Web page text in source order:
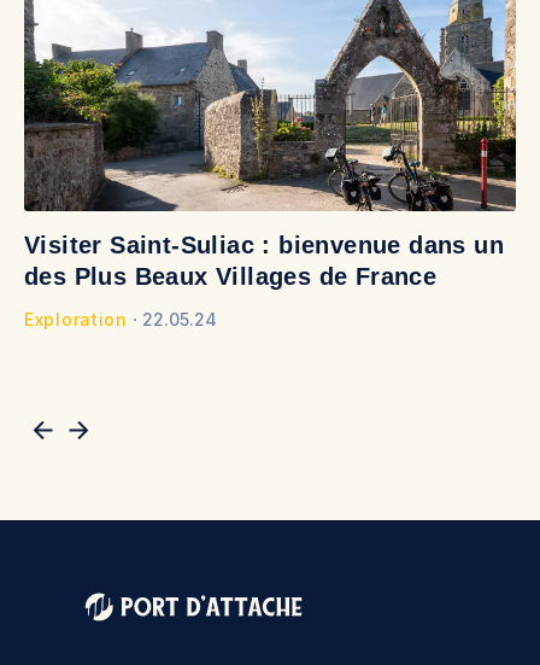
Visiter Saint-Suliac : bienvenue dans un
des Plus Beaux Villages de France
Exploration 22.05.24